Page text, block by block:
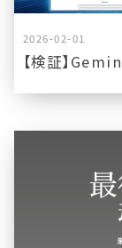
2026-02-01